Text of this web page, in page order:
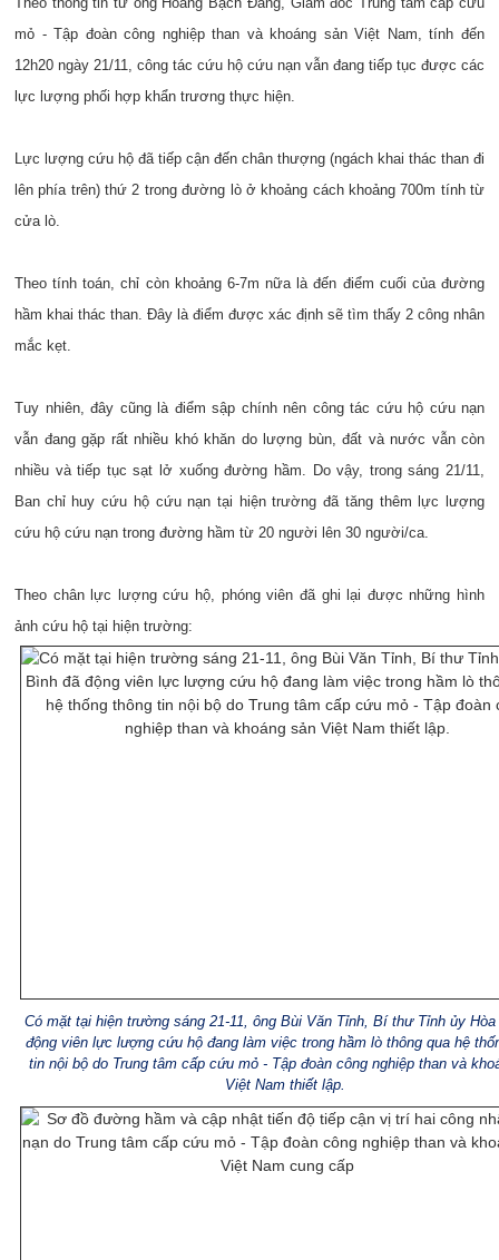
mỏ - Tập đoàn công nghiệp than và khoáng sản Việt Nam, tính đến
12h20 ngày 21/11, công tác cứu hộ cứu nạn vẫn đang tiếp tục được các
lực lượng phối hợp khẩn trương thực hiện.
Lực lượng cứu hộ đã tiếp cận đến chân thượng (ngách khai thác than đi
lên phía trên) thứ 2 trong đường lò ở khoảng cách khoảng 700m tính từ
cửa lò.
Theo tính toán, chỉ còn khoảng 6-7m nữa là đến điểm cuối của đường
hầm khai thác than. Đây là điểm được xác định sẽ tìm thấy 2 công nhân
mắc kẹt.
Tuy nhiên, đây cũng là điểm sập chính nên công tác cứu hộ cứu nạn
vẫn đang gặp rất nhiều khó khăn do lượng bùn, đất và nước vẫn còn
nhiều và tiếp tục sạt lở xuống đường hầm. Do vậy, trong sáng 21/11,
Ban chỉ huy cứu hộ cứu nạn tại hiện trường đã tăng thêm lực lượng
cứu hộ cứu nạn trong đường hầm từ 20 người lên 30 người/ca.
Theo chân lực lượng cứu hộ, phóng viên đã ghi lại được những hình
ảnh cứu hộ tại hiện trường:
Có mặt tại hiện trường sáng 21-11, ông Bùi Văn Tỉnh, Bí thư Tỉnh ủy
động viên lực lượng cứu hộ đang làm việc trong hầm lò thông qua hệ
tin nội bộ do Trung tâm cấp cứu mỏ - Tập đoàn công nghiệp than và
Việt Nam thiết lập.